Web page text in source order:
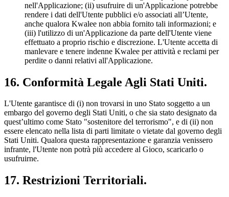
nell'Applicazione; (ii) usufruire di un'Applicazione potrebbe
rendere i dati dell'Utente pubblici e/o associati all’Utente,
anche qualora Kwalee non abbia fornito tali informazioni; e
(iii) l'utilizzo di un'Applicazione da parte dell'Utente viene
effettuato a proprio rischio e discrezione. L'Utente accetta di
manlevare e tenere indenne Kwalee per attività e reclami per
perdite o danni relativi all'Applicazione.
16. Conformità Legale Agli Stati Uniti.
L'Utente garantisce di (i) non trovarsi in uno Stato soggetto a un
embargo del governo degli Stati Uniti, o che sia stato designato da
quest’ultimo come Stato "sostenitore del terrorismo", e di (ii) non
essere elencato nella lista di parti limitate o vietate dal governo degli
Stati Uniti. Qualora questa rappresentazione e garanzia venissero
infrante, l'Utente non potrà più accedere al Gioco, scaricarlo o
usufruirne.
17. Restrizioni Territoriali.